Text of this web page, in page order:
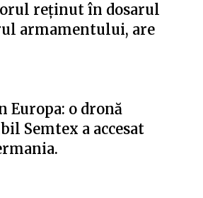
reținut în dosarul
armamentului, are
o dronă
Semtex a accesat